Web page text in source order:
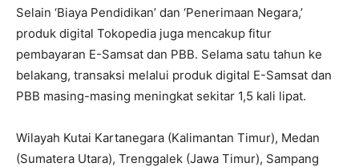
Selain ‘Biaya Pendidikan’ dan ‘Penerimaan Negara,’
produk digital Tokopedia juga mencakup fitur
pembayaran E-Samsat dan PBB. Selama satu tahun ke
belakang, transaksi melalui produk digital E-Samsat dan
PBB masing-masing meningkat sekitar 1,5 kali lipat.
Wilayah Kutai Kartanegara (Kalimantan Timur), Medan
(Sumatera Utara), Trenggalek (Jawa Timur), Sampang